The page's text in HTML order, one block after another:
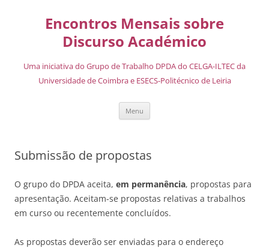
Encontros Mensais sobre
Discurso Académico
Uma iniciativa do Grupo de Trabalho DPDA do CELGA-ILTEC da
Universidade de Coimbra e ESECS-Politécnico de Leiria
Menu
Submissão de propostas
O grupo do DPDA aceita, em permanência, propostas para
apresentação. Aceitam-se propostas relativas a trabalhos
em curso ou recentemente concluídos.
As propostas deverão ser enviadas para o endereço